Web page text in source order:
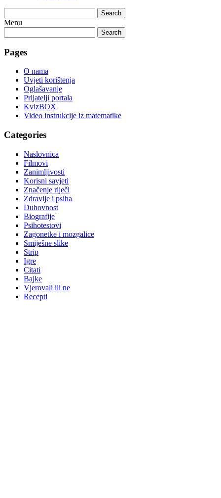
Search
Menu
Search
Pages
O nama
Uvjeti korištenja
Oglašavanje
Prijatelji portala
KvizBOX
Video instrukcije iz matematike
Categories
Naslovnica
Filmovi
Zanimljivosti
Korisni savjeti
Značenje riječi
Zdravlje i psiha
Duhovnost
Biografije
Psihotestovi
Zagonetke i mozgalice
Smiješne slike
Strip
Igre
Citati
Bajke
Vjerovali ili ne
Recepti